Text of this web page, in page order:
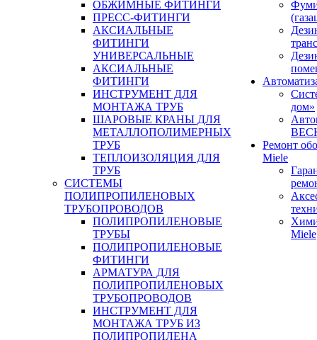
ОБЖИМНЫЕ ФИТИНГИ
ПРЕСС-ФИТИНГИ
АКСИАЛЬНЫЕ
ФИТИНГИ
УНИВЕРСАЛЬНЫЕ
АКСИАЛЬНЫЕ
ФИТИНГИ
ИНСТРУМЕНТ ДЛЯ
МОНТАЖА ТРУБ
ШАРОВЫЕ КРАНЫ ДЛЯ
МЕТАЛЛОПОЛИМЕРНЫХ
ТРУБ
ТЕПЛОИЗОЛЯЦИЯ ДЛЯ
ТРУБ
СИСТЕМЫ
ПОЛИПРОПИЛЕНОВЫХ
ТРУБОПРОВОДОВ
ПОЛИПРОПИЛЕНОВЫЕ
ТРУБЫ
ПОЛИПРОПИЛЕНОВЫЕ
ФИТИНГИ
АРМАТУРА ДЛЯ
ПОЛИПРОПИЛЕНОВЫХ
ТРУБОПРОВОДОВ
ИНСТРУМЕНТ ДЛЯ
МОНТАЖА ТРУБ ИЗ
ПОЛИПРОПИЛЕНА
дом»
Ремонт
Miele
Miele